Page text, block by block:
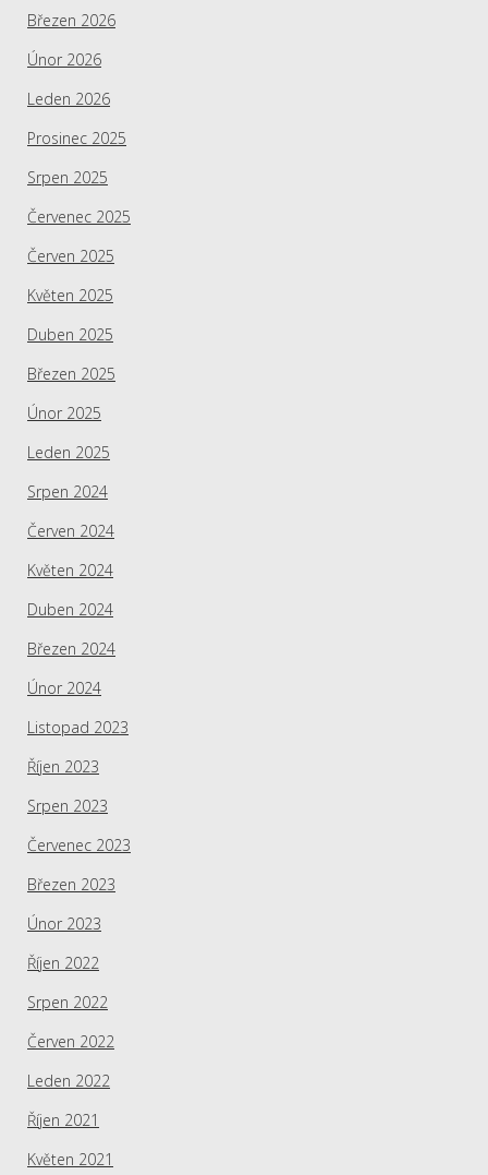
Březen 2026
Únor 2026
Leden 2026
Prosinec 2025
Srpen 2025
Červenec 2025
Červen 2025
Květen 2025
Duben 2025
Březen 2025
Únor 2025
Leden 2025
Srpen 2024
Červen 2024
Květen 2024
Duben 2024
Březen 2024
Únor 2024
Listopad 2023
Říjen 2023
Srpen 2023
Červenec 2023
Březen 2023
Únor 2023
Říjen 2022
Srpen 2022
Červen 2022
Leden 2022
Říjen 2021
Květen 2021